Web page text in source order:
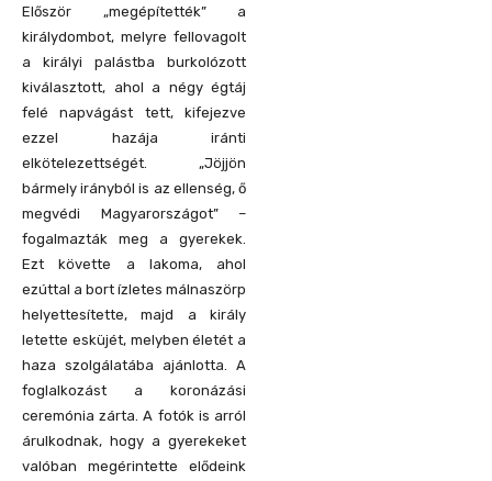
Először „megépítették” a
királydombot, melyre fellovagolt
a királyi palástba burkolózott
kiválasztott, ahol a négy égtáj
felé napvágást tett, kifejezve
ezzel hazája iránti
elkötelezettségét. „Jöjjön
bármely irányból is az ellenség, ő
megvédi Magyarországot” –
fogalmazták meg a gyerekek.
Ezt követte a lakoma, ahol
ezúttal a bort ízletes málnaszörp
helyettesítette, majd a király
letette esküjét, melyben életét a
haza szolgálatába ajánlotta. A
foglalkozást a koronázási
ceremónia zárta. A fotók is arról
árulkodnak, hogy a gyerekeket
valóban megérintette elődeink